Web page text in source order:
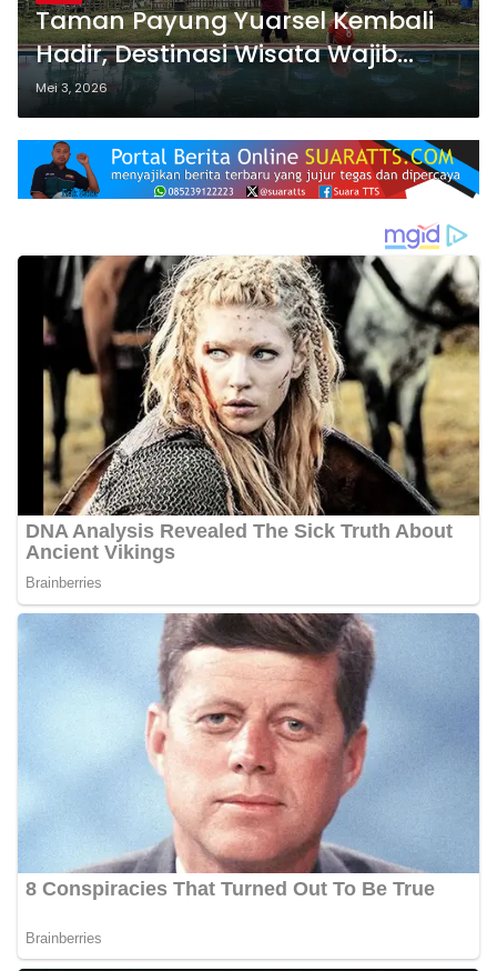
Taman Payung Yuarsel Kembali
Hadir, Destinasi Wisata Wajib
Untuk Kamu Kunjungi
Mei 3, 2026